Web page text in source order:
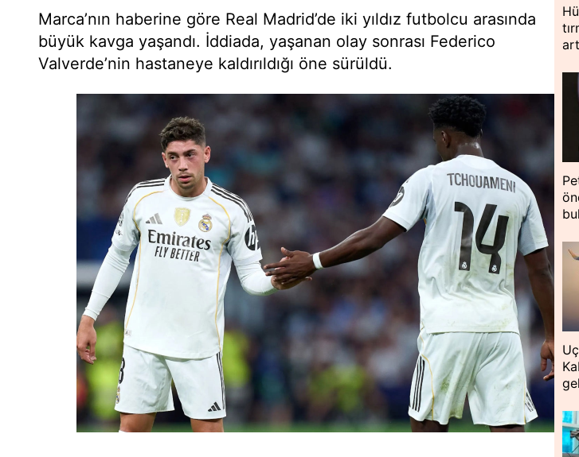
Marca’nın haberine göre Real Madrid’de iki yıldız futbolcu arasında
büyük kavga yaşandı. İddiada, yaşanan olay sonrası Federico
Valverde’nin hastaneye kaldırıldığı öne sürüldü.